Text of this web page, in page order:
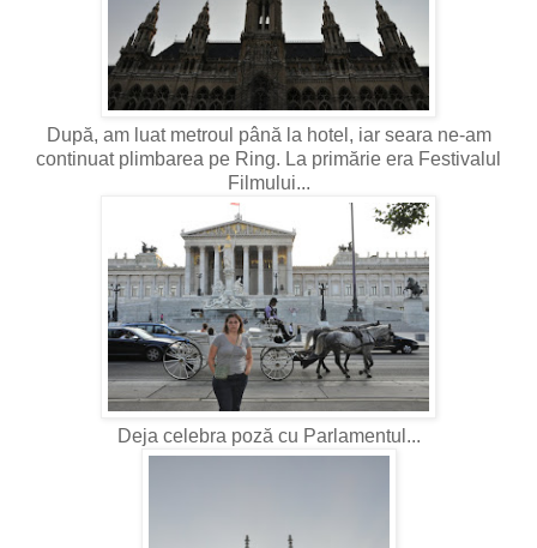
După, am luat metroul până la hotel, iar seara ne-am
continuat plimbarea pe Ring. La primărie era Festivalul
Filmului...
Deja celebra poză cu Parlamentul...